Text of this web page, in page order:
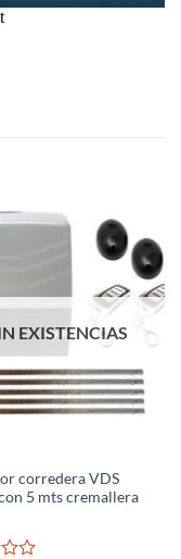
EXISTENCIAS
corredera VDS
5 mts cremallera